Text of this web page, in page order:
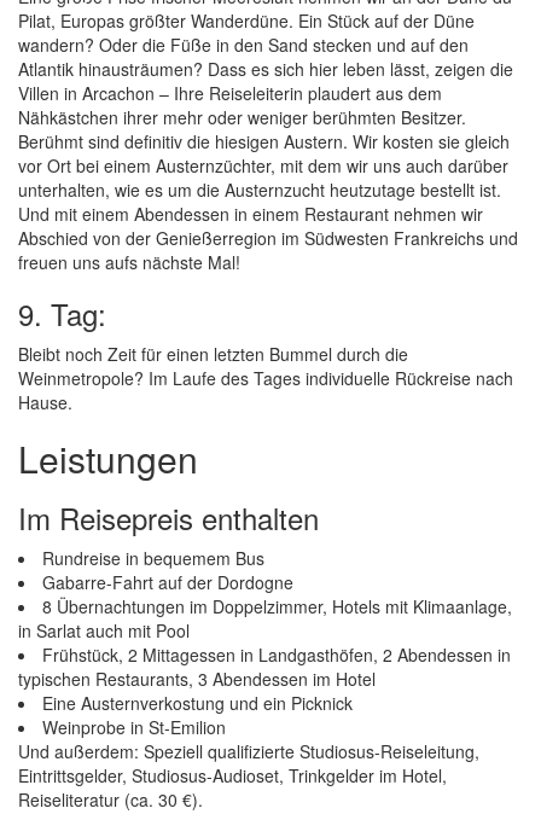
Pilat, Europas größter Wanderdüne. Ein Stück auf der Düne
wandern? Oder die Füße in den Sand stecken und auf den
Atlantik hinausträumen? Dass es sich hier leben lässt, zeigen die
Villen in Arcachon – Ihre Reiseleiterin plaudert aus dem
Nähkästchen ihrer mehr oder weniger berühmten Besitzer.
Berühmt sind definitiv die hiesigen Austern. Wir kosten sie gleich
vor Ort bei einem Austernzüchter, mit dem wir uns auch darüber
unterhalten, wie es um die Austernzucht heutzutage bestellt ist.
Und mit einem Abendessen in einem Restaurant nehmen wir
Abschied von der Genießerregion im Südwesten Frankreichs und
freuen uns aufs nächste Mal!
9. Tag:
Bleibt noch Zeit für einen letzten Bummel durch die
Weinmetropole? Im Laufe des Tages individuelle Rückreise nach
Hause.
Leistungen
Im Reisepreis enthalten
Rundreise in bequemem Bus
Gabarre-Fahrt auf der Dordogne
8 Übernachtungen im Doppelzimmer, Hotels mit Klimaanlage,
in Sarlat auch mit Pool
Frühstück, 2 Mittagessen in Landgasthöfen, 2 Abendessen in
typischen Restaurants, 3 Abendessen im Hotel
Eine Austernverkostung und ein Picknick
Weinprobe in St-Emilion
Und außerdem: Speziell qualifizierte Studiosus-Reiseleitung,
Eintrittsgelder, Studiosus-Audioset, Trinkgelder im Hotel,
Reiseliteratur (ca. 30 €).